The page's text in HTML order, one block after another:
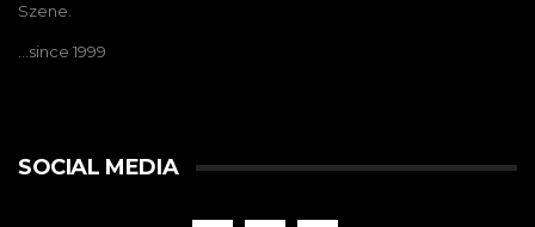
Szene.
…since 1999
SOCIAL MEDIA